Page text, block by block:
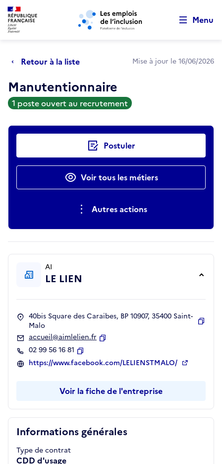
Aller au menu principal Aller au contenu principal
Menu
Retour à la liste Mise à jour le 16/06/2026
Manutentionnaire
1 poste ouvert au recrutement
Actions rapides Postuler
Voir tous les métiers
Autres actions
Informations générales
Type de contrat
CDD d'usage
AI
LE LIEN
40bis Square des Caraibes, BP 10907, 35400 Saint-
Malo
accueil@aimlelien.fr
02 99 56 16 81
Copier
https://www.facebook.com/LELIENSTMALO/
Voir la fiche de l'entreprise
Retour au début de la page
Panneau de gestion des cookies